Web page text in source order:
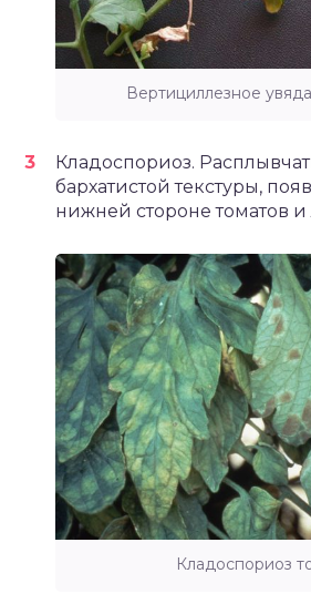
Вертициллезное
Кладоспориоз.
бархатистой текстуры,
нижней стороне томатов и
Кладоспориоз